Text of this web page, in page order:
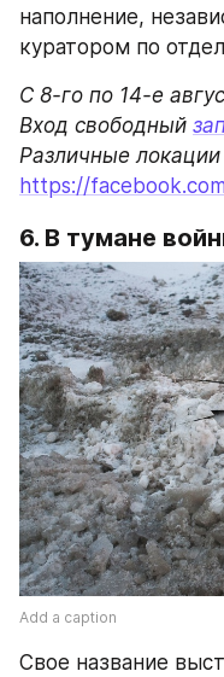
наполнение,
куратором по
С 8-го по 14-е
Вход свободный
https://
6. В тумане
Add a caption
Свое название